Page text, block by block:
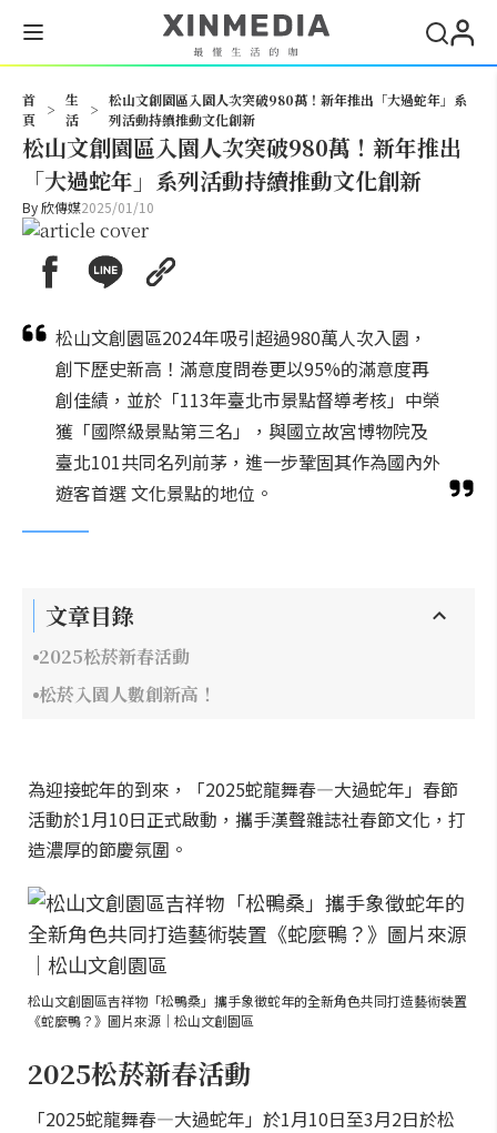
首
頁
>
生
活
>
松山文創園區入園人次突破980萬！新年推出「大過蛇年」系
列活動持續推動文化創新
松山文創園區入園人次突破980萬！新年推出
「大過蛇年」系列活動持續推動文化創新
By欣傳媒2025/01/10
松山文創園區2024年吸引超過980萬人次入園，
創下歷史新高！滿意度問卷更以95%的滿意度再
創佳績，並於「113年臺北市景點督導考核」中榮
獲「國際級景點第三名」，與國立故宮博物院及
臺北101共同名列前茅，進一步鞏固其作為國內外
遊客首選 文化景點的地位。
文章目錄
2025松菸新春活動
松菸入園人數創新高！
為迎接蛇年的到來，「2025蛇龍舞春—大過蛇年」春節
活動於1月10日正式啟動，攜手漢聲雜誌社春節文化，打
造濃厚的節慶氛圍。
松山文創園區吉祥物「松鴨桑」攜手象徵蛇年的全新角色共同打造藝術裝置
《蛇麼鴨？》圖片來源｜松山文創園區
2025松菸新春活動
「2025蛇龍舞春—大過蛇年」於1月10日至3月2日於松